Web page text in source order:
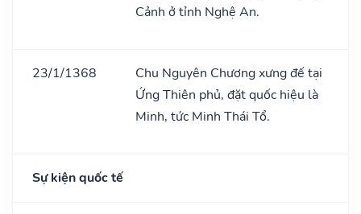
Cảnh ở tỉnh Nghệ An.
23/1/1368
Chu Nguyên Chương xưng đế tại
Ứng Thiên phủ, đặt quốc hiệu là
Minh, tức Minh Thái Tổ.
Sự kiện quốc tế